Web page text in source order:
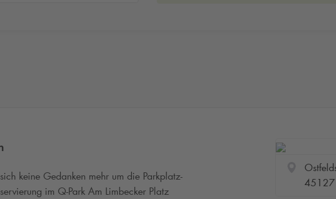
keine Gedanken mehr um die Parkplatz-
im Q-Park Am Limbecker Platz
45127